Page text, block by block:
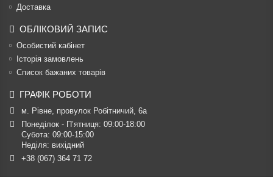
Доставка
ОБЛІКОВИЙ ЗАПИС
Особистий кабінет
Історія замовлень
Список бажаних товарів
ГРАФІК РОБОТИ
м. Рівне, провулок Робітничий, 6а
Понеділок - П’ятниця: 09:00-18:00
Субота: 09:00-15:00
Неділя: вихідний
+38 (067) 364 71 72